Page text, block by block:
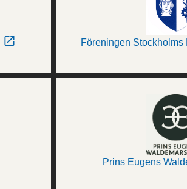
Föreningen Stockholms
Prins Eugens